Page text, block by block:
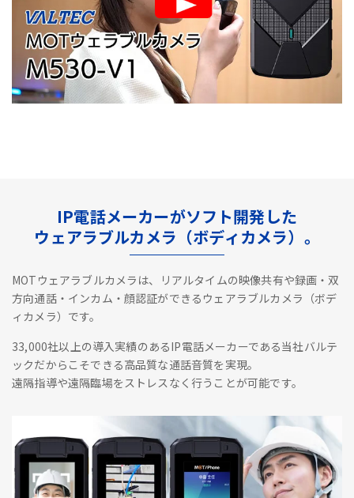
IP電話メーカーがソフト開発した
ウェアラブルカメラ（ボディカメラ）。
MOTウェアラブルカメラは、リアルタイムの映像共有や録画・双
方向通話・インカム・顔認証ができるウェアラブルカメラ（ボデ
ィカメラ）です。
33,000社以上の導入実績のあるIP電話メーカーである当社バルテ
ックだからこそできる高品質な通話音質を実現。
遠隔指導や遠隔臨場をストレスなく行うことが可能です。